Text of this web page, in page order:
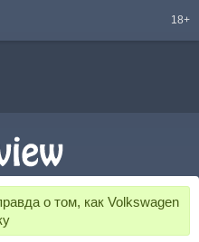
18+
о том, как Volkswagen